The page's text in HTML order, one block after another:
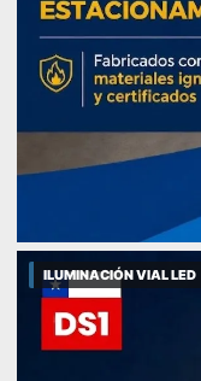
ILUMINACIÓN VIAL LED